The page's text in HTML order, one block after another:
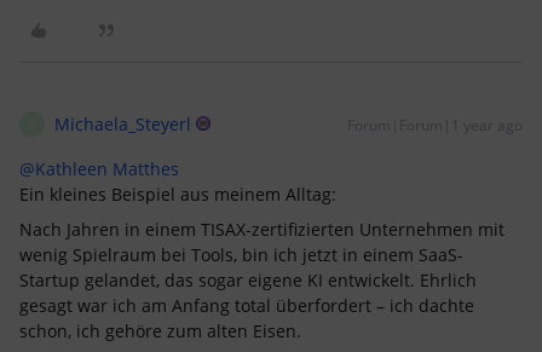
Michaela_Steyerl Forum|Forum|1 year ago
@Kathleen Matthes
Ein kleines Beispiel aus meinem Alltag:
Nach Jahren in einem TISAX-zertifizierten Unternehmen mit
wenig Spielraum bei Tools, bin ich jetzt in einem SaaS-
Startup gelandet, das sogar eigene KI entwickelt. Ehrlich
gesagt war ich am Anfang total überfordert – ich dachte
schon, ich gehöre zum alten Eisen.